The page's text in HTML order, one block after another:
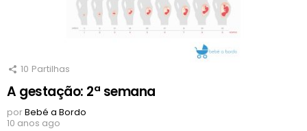
10 Partilhas
A gestação: 2ª semana
porBebé a Bordo
10 anos ago